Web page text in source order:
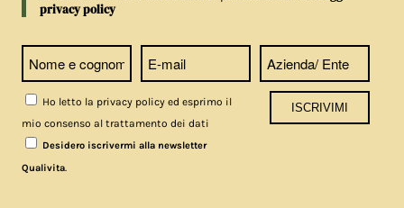
privacy policy
Ho letto la privacy policy ed esprimo il
mio consenso al trattamento dei dati
Desidero iscrivermi alla newsletter
Qualivita.